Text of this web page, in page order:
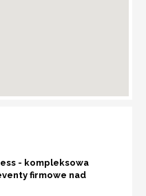
- kompleksowa
firmowe nad